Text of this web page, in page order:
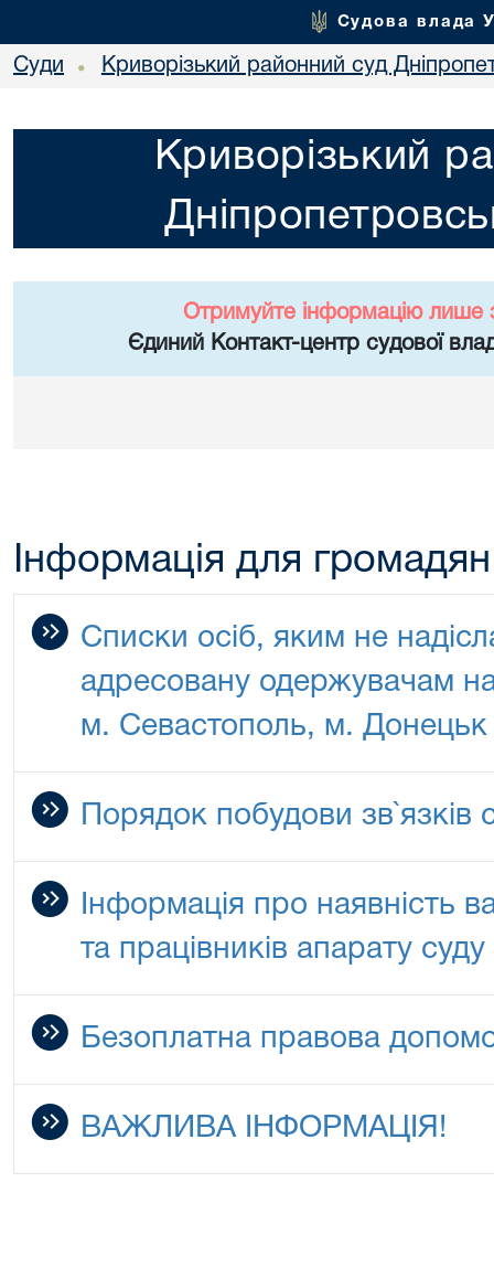
Судова влада
Суди • Криворізький районний суд
Криворізький
Отримуйте інформацію лише
Єдиний Контакт-центр судової
Інформація для громадян
Списки осіб, яким не
адресовану одержувачам
м. Севастополь, м. Донецьк
Порядок побудови зв`язків
Інформація про наявність
та працівників апарату суду
Безоплатна правова
ВАЖЛИВА ІНФОРМАЦІЯ!